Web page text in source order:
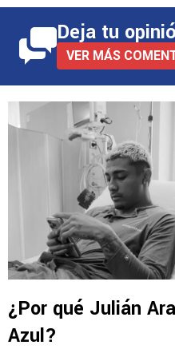
Deja tu
VER MÁS
¿Por qué Julián
Azul?